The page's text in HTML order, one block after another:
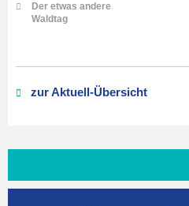
Der etwas andere
Waldtag
zur Aktuell-Übersicht